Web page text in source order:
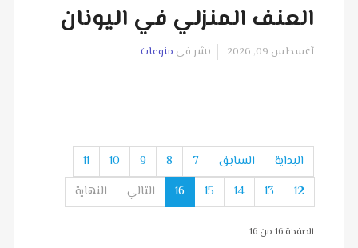
العنف المنزلي في اليونان
آغسطس 09, 2026 نشر في منوعات
البداية السابق 7
8
9
10
11
12
13
14
15
16 التالي النهاية
الصفحة 16 من 16